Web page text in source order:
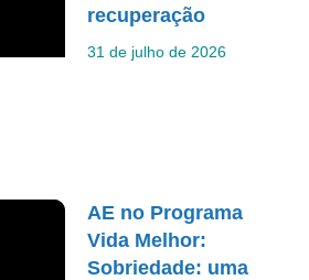
recuperação
31 de julho de 2026
AE no Programa
Vida Melhor:
Sobriedade: uma